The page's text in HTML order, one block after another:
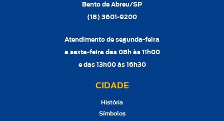
Bento de Abreu/SP
(18) 3601-9200
Atendimento de segunda-feira
a sexta-feira das 08h às 11h00
e das 13h00 às 16h30
CIDADE
História
Símbolos